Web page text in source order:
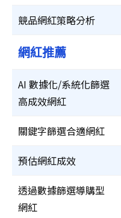
競品網紅策略分析
網紅推薦
AI 數據化/系統化篩選
高成效網紅
關鍵字篩選合適網紅
預估網紅成效
透過數據篩選導購型
網紅